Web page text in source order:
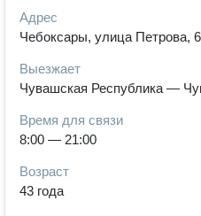
Адрес
Чебоксары, улица Петрова, 6
Выезжает
Чувашская Республика —
Время для связи
8:00 — 21:00
Возраст
43 года